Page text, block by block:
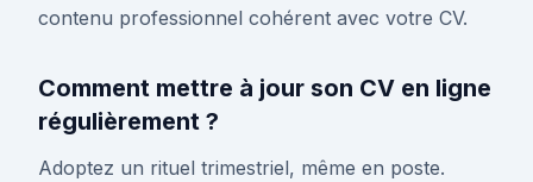
contenu professionnel cohérent avec votre CV.
Comment mettre à jour son CV en ligne
régulièrement ?
Adoptez un rituel trimestriel, même en poste.